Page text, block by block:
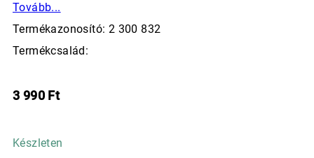
Tovább...
Termékazonosító: 2 300 832
Termékcsalád:
3 990 Ft
Készleten